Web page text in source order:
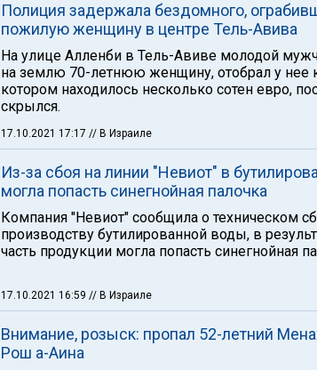
Полиция задержала бездомного,
пожилую женщину в центре Тель-Авива
На улице Алленби в Тель-Авиве молодой
на землю 70-летнюю женщину, отобрал у нее
котором находилось несколько сотен евро,
скрылся.
17.10.2021 17:17 // В Израиле
Из-за сбоя на линии "Невиот" в
могла попасть синегнойная палочка
Компания "Невиот" сообщила о техническом
производству бутилированной воды, в
часть продукции могла попасть синегнойная
17.10.2021 16:59 // В Израиле
Внимание, розыск: пропал 52-летний
Рош а-Аина